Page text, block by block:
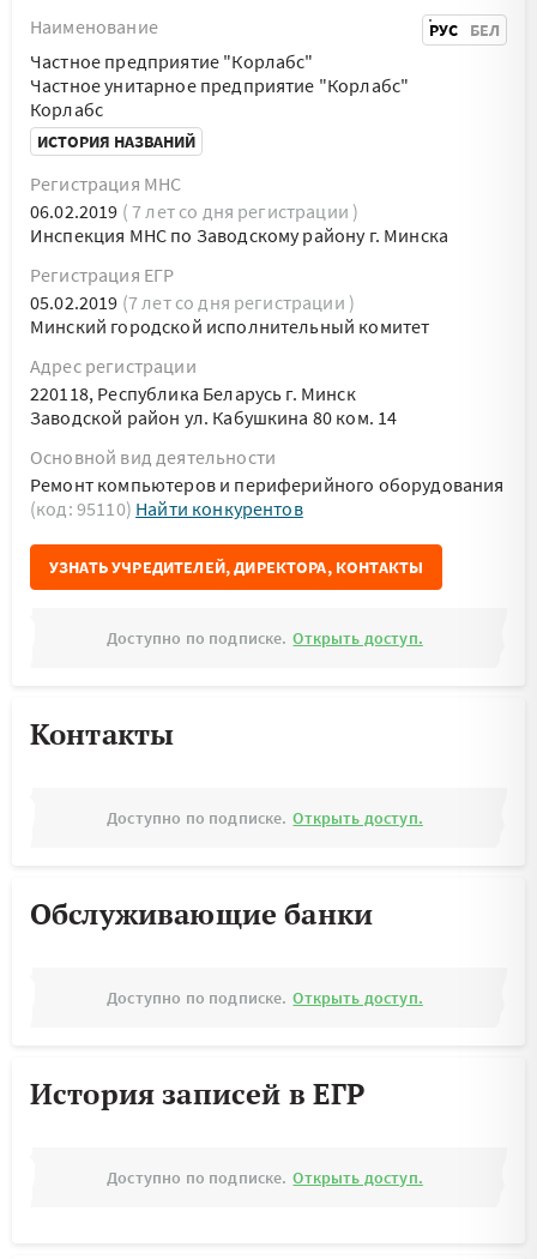
Наименование
РУС БЕЛ
Частное предприятие "Корлабс"
Частное унитарное предприятие "Корлабс"
Корлабс
ИСТОРИЯ НАЗВАНИЙ
Регистрация МНС
06.02.2019 ( 7 лет со дня регистрации )
Инспекция МНС по Заводскому району г. Минска
Регистрация ЕГР
05.02.2019 (7 лет со дня регистрации )
Минский городской исполнительный комитет
Адрес регистрации
220118, Республика Беларусь г. Минск
Заводской район ул. Кабушкина 80 ком. 14
Основной вид деятельности
Ремонт компьютеров и периферийного оборудования
(код: 95110) Найти конкурентов
УЗНАТЬ УЧРЕДИТЕЛЕЙ, ДИРЕКТОРА, КОНТАКТЫ
Доступно по подписке. Открыть доступ.
Контакты
Доступно по подписке. Открыть доступ.
Обслуживающие банки
Доступно по подписке. Открыть доступ.
История записей в ЕГР
Доступно по подписке. Открыть доступ.